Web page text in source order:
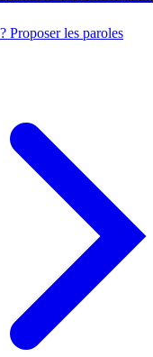
Proposer les paroles